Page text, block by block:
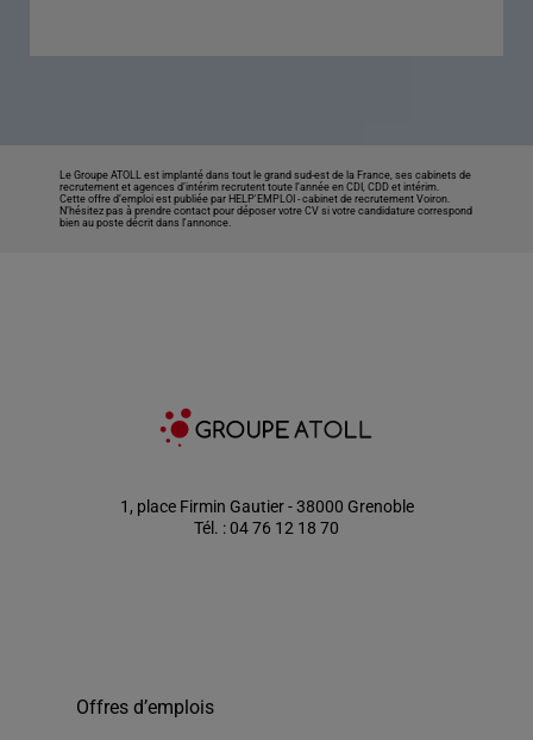
Le Groupe ATOLL est implanté dans tout le grand sud-est de la France, ses cabinets de
recrutement et agences d’intérim recrutent toute l’année en CDI, CDD et intérim.
Cette offre d’emploi est publiée par HELP'EMPLOI -cabinet de recrutement Voiron.
N’hésitez pas à prendre contact pour déposer votre CV si votre candidature correspond
bien au poste décrit dans l'annonce.
1, place Firmin Gautier - 38000 Grenoble
Tél. : 04 76 12 18 70
Offres d’emplois